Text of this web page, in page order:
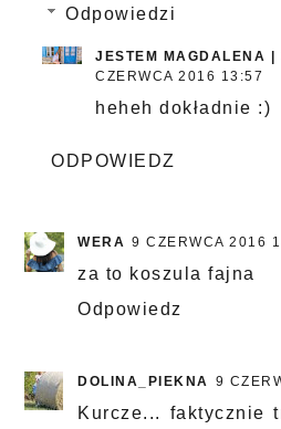
Odpowiedzi
JESTEM MAGDALENA |
CZERWCA 2016 13:57
heheh dokładnie :)
ODPOWIEDZ
WERA 9 CZERWCA 2016
za to koszula fajna
Odpowiedz
DOLINA_PIEKNA 9
Kurcze... faktycznie